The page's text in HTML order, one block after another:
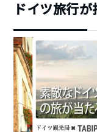
ドイツ旅行が